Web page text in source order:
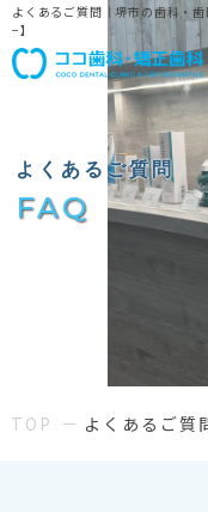
よくあるご質問｜堺市の歯科・
−】
よくあるご質問
FAQ
TOP よくあるご質